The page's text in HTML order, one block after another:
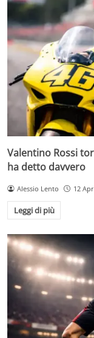
Valentino Rossi
ha detto davvero
Alessio Lento 12
Leggi di più